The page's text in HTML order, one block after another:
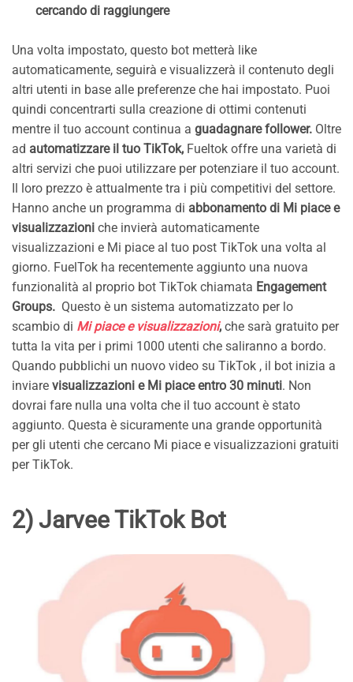
cercando di raggiungere
Una volta impostato, questo bot metterà like
automaticamente, seguirà e visualizzerà il contenuto degli
altri utenti in base alle preferenze che hai impostato. Puoi
quindi concentrarti sulla creazione di ottimi contenuti
mentre il tuo account continua a guadagnare follower. Oltre
ad automatizzare il tuo TikTok, Fueltok offre una varietà di
altri servizi che puoi utilizzare per potenziare il tuo account.
Il loro prezzo è attualmente tra i più competitivi del settore.
Hanno anche un programma di abbonamento di Mi piace e
visualizzazioni che invierà automaticamente
visualizzazioni e Mi piace al tuo post TikTok una volta al
giorno. FuelTok ha recentemente aggiunto una nuova
funzionalità al proprio bot TikTok chiamata Engagement
Groups. Questo è un sistema automatizzato per lo
scambio di Mi piace e visualizzazioni, che sarà gratuito per
tutta la vita per i primi 1000 utenti che saliranno a bordo.
Quando pubblichi un nuovo video su TikTok , il bot inizia a
inviare visualizzazioni e Mi piace entro 30 minuti. Non
dovrai fare nulla una volta che il tuo account è stato
aggiunto. Questa è sicuramente una grande opportunità
per gli utenti che cercano Mi piace e visualizzazioni gratuiti
per TikTok.
2) Jarvee TikTok Bot